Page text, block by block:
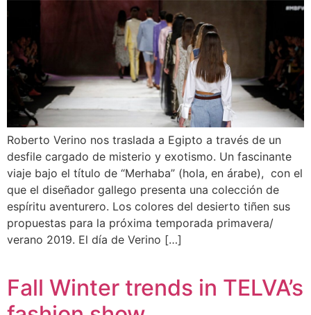
Roberto Verino nos traslada a Egipto a través de un
desfile cargado de misterio y exotismo. Un fascinante
viaje bajo el título de “Merhaba” (hola, en árabe), con el
que el diseñador gallego presenta una colección de
espíritu aventurero. Los colores del desierto tiñen sus
propuestas para la próxima temporada primavera/
verano 2019. El día de Verino […]
Fall Winter trends in TELVA’s